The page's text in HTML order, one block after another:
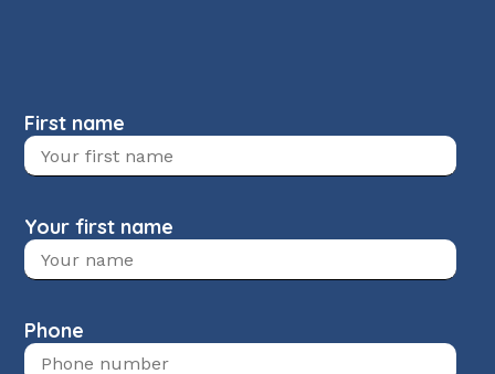
First name
Your first name
Phone